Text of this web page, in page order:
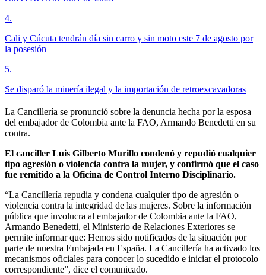
4.
Cali y Cúcuta tendrán día sin carro y sin moto este 7 de agosto por
la posesión
5.
Se disparó la minería ilegal y la importación de retroexcavadoras
La Cancillería se pronunció sobre la denuncia hecha por la esposa
del embajador de Colombia ante la FAO, Armando Benedetti en su
contra.
El canciller Luis Gilberto Murillo condenó y repudió cualquier
tipo agresión o violencia contra la mujer, y confirmó que el caso
fue remitido a la Oficina de Control Interno Disciplinario.
“La Cancillería repudia y condena cualquier tipo de agresión o
violencia contra la integridad de las mujeres. Sobre la información
pública que involucra al embajador de Colombia ante la FAO,
Armando Benedetti, el Ministerio de Relaciones Exteriores se
permite informar que: Hemos sido notificados de la situación por
parte de nuestra Embajada en España. La Cancillería ha activado los
mecanismos oficiales para conocer lo sucedido e iniciar el protocolo
correspondiente”, dice el comunicado.